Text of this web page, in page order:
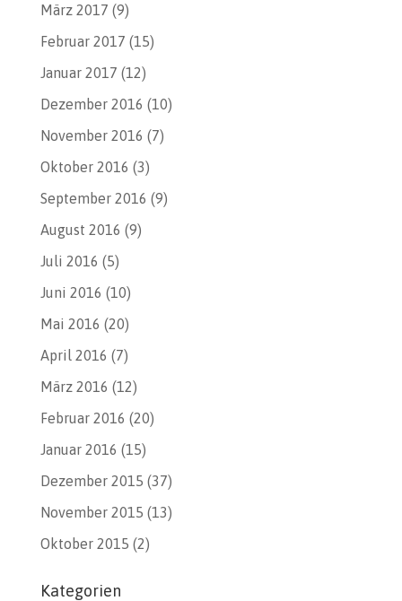
März 2017 (9)
Februar 2017 (15)
Januar 2017 (12)
Dezember 2016 (10)
November 2016 (7)
Oktober 2016 (3)
September 2016 (9)
August 2016 (9)
Juli 2016 (5)
Juni 2016 (10)
Mai 2016 (20)
April 2016 (7)
März 2016 (12)
Februar 2016 (20)
Januar 2016 (15)
Dezember 2015 (37)
November 2015 (13)
Oktober 2015 (2)
Kategorien